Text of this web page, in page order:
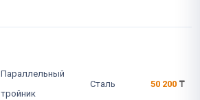
Параллельный
тройник
Сталь 50 200 ₸